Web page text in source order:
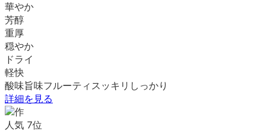
華やか
芳醇
重厚
穏やか
ドライ
軽快
酸味旨味フルーティ スッキリ しっかり
詳細を見る
人気 7位